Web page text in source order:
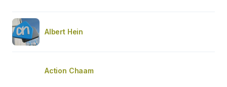
Albert Hein
Action Chaam